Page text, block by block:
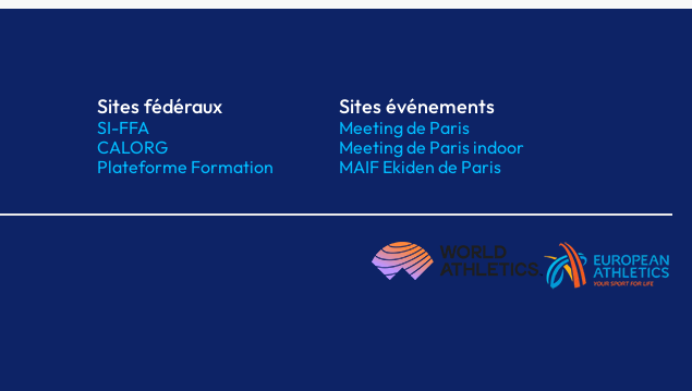
Sites fédéraux
SI-FFA
CALORG
Plateforme Formation
Sites événements
Meeting de Paris
Meeting de Paris indoor
MAIF Ekiden de Paris